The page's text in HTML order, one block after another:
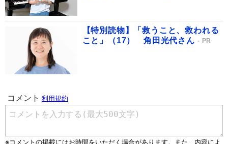
【特別読物】「救うこと、救われる
こと」（17） 角田光代さん
PR